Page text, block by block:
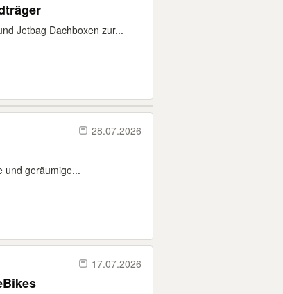
Jetbag Dachboxen zur...
28.07.2026
und geräumige...
17.07.2026